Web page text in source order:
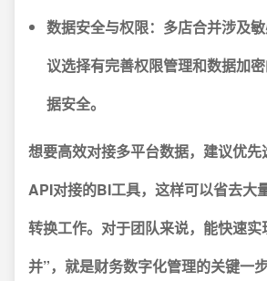
数据安全与权限： 多店合并涉及
议选择有完善权限管理和数据加
据安全。
想要高效对接多平台数据，建议优
API对接的BI工具，这样可以省去大
转换工作。对于团队来说，能快速
并”，就是财务数字化管理的关键一步